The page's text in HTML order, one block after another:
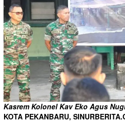
Kasrem Kolonel Kav Eko Agus
KOTA PEKANBARU,